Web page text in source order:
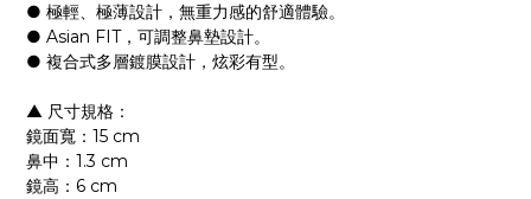
● 極輕、極薄設計，無重力感的舒適體驗。
● Asian FIT，可調整鼻墊設計。
● 複合式多層鍍膜設計，炫彩有型。
▲ 尺寸規格：
鏡面寬：15 cm
鼻中：1.3 cm
鏡高：6 cm